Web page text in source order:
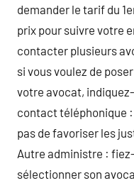
demander le tarif du
prix pour suivre votre
contacter plusieurs
si vous voulez de
votre avocat,
contact téléphonique
pas de favoriser les
Autre administre :
sélectionner son